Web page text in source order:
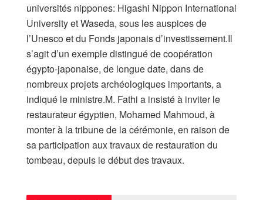
universités nippones: Higashi Nippon International
University et Waseda, sous les auspices de
l’Unesco et du Fonds japonais d’investissement.Il
s’agit d’un exemple distingué de coopération
égypto-japonaise, de longue date, dans de
nombreux projets archéologiques importants, a
indiqué le ministre.M. Fathi a insisté à inviter le
restaurateur égyptien, Mohamed Mahmoud, à
monter à la tribune de la cérémonie, en raison de
sa participation aux travaux de restauration du
tombeau, depuis le début des travaux.